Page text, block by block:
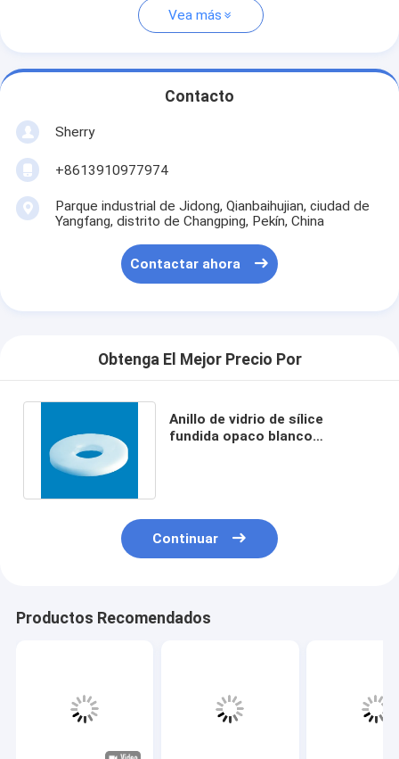
Vea más
Contacto
Sherry
+8613910977974
Parque industrial de Jidong, Qianbaihujian, ciudad de
Yangfang, distrito de Changping, Pekín, China
Contactar ahora
Obtenga El Mejor Precio Por
Anillo de vidrio de sílice
fundida opaco blanco
Continuar
Productos Recomendados